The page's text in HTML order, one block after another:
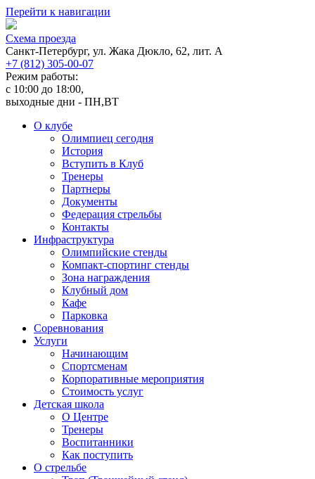
Перейти к навигации
Cхема проезда
Санкт-Петербург, ул. Жака Дюкло, 62, лит. А
+7 (812) 305-00-07
Режим работы:
c 10:00 до 18:00,
выходные дни - ПН,ВТ
О клубе
Олимпиец сегодня
История
Вступить в Клуб
Тренеры
Партнеры
Документы
Федерация стрельбы
Контакты
Инфраструктура
Олимпийские стенды
Компакт-спортинг стенды
Зона награждения
Клубный дом
Кафе
Парковка
Соревнования
Услуги
Начинающим
Спортсменам
Корпоративные мероприятия
Стоимость услуг
Детская школа
О Центре
Тренеры
Воспитанники
Как поступить
О стрельбе